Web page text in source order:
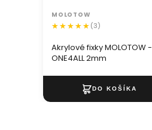
Akrylové fixky MOLOTOW -
ONE4ALL 2mm
MOLOTOW
(3)